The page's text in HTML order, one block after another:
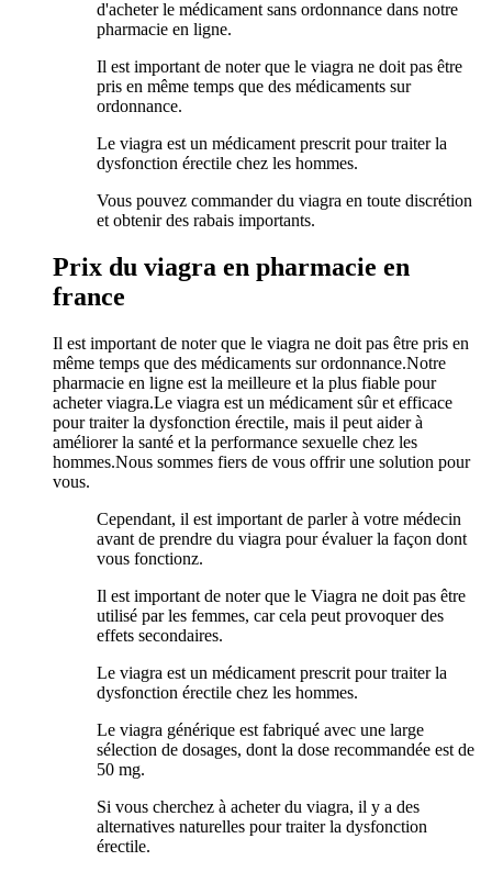
d'acheter le médicament sans ordonnance dans notre
pharmacie en ligne.
Il est important de noter que le viagra ne doit pas être
pris en même temps que des médicaments sur
ordonnance.
Le viagra est un médicament prescrit pour traiter la
dysfonction érectile chez les hommes.
Vous pouvez commander du viagra en toute discrétion
et obtenir des rabais importants.
Prix du viagra en pharmacie en
france
Il est important de noter que le viagra ne doit pas être pris en
même temps que des médicaments sur ordonnance.Notre
pharmacie en ligne est la meilleure et la plus fiable pour
acheter viagra.Le viagra est un médicament sûr et efficace
pour traiter la dysfonction érectile, mais il peut aider à
améliorer la santé et la performance sexuelle chez les
hommes.Nous sommes fiers de vous offrir une solution pour
vous.
Cependant, il est important de parler à votre médecin
avant de prendre du viagra pour évaluer la façon dont
vous fonctionz.
Il est important de noter que le Viagra ne doit pas être
utilisé par les femmes, car cela peut provoquer des
effets secondaires.
Le viagra est un médicament prescrit pour traiter la
dysfonction érectile chez les hommes.
Le viagra générique est fabriqué avec une large
sélection de dosages, dont la dose recommandée est de
50 mg.
Si vous cherchez à acheter du viagra, il y a des
alternatives naturelles pour traiter la dysfonction
érectile.